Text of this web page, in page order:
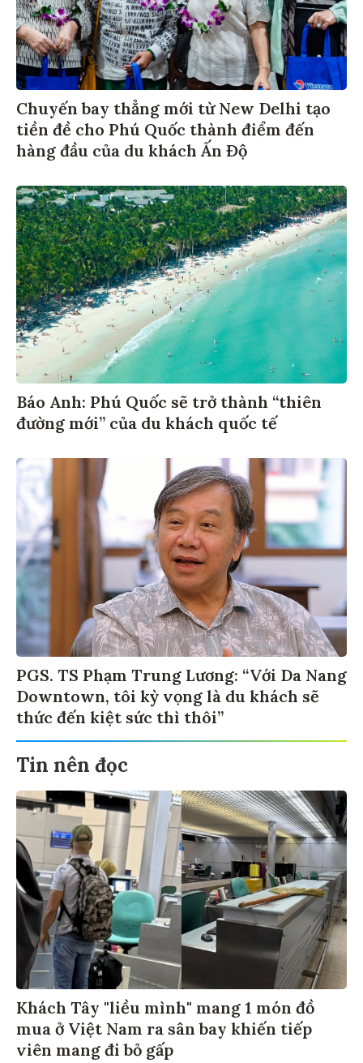
Chuyến bay thẳng mới từ New Delhi tạo
tiền đề cho Phú Quốc thành điểm đến
hàng đầu của du khách Ấn Độ
Báo Anh: Phú Quốc sẽ trở thành “thiên
đường mới” của du khách quốc tế
PGS. TS Phạm Trung Lương: “Với Da Nang
Downtown, tôi kỳ vọng là du khách sẽ
thức đến kiệt sức thì thôi”
Tin nên đọc
Khách Tây "liều mình" mang 1 món đồ
mua ở Việt Nam ra sân bay khiến tiếp
viên mang đi bỏ gấp